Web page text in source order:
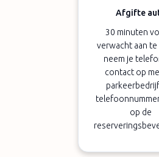
Afgifte
30 minuten
verwacht aan te
neem je
contact op
op de